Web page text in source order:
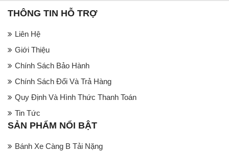
THÔNG TIN HỖ TRỢ
Liên Hệ
Giới Thiệu
Chính Sách Bảo Hành
Chính Sách Đổi Và Trả Hàng
Quy Định Và Hình Thức Thanh Toán
Tin Tức
SẢN PHẨM NỔI BẬT
Bánh Xe Càng B Tải Nặng